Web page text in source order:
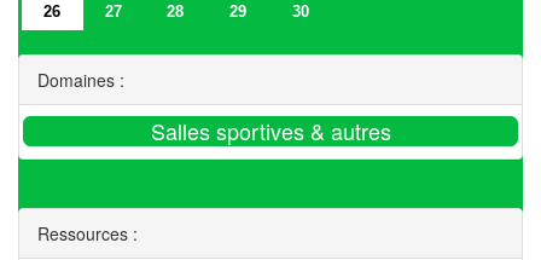
26
27 28 29 30
Domaines :
Ressources :